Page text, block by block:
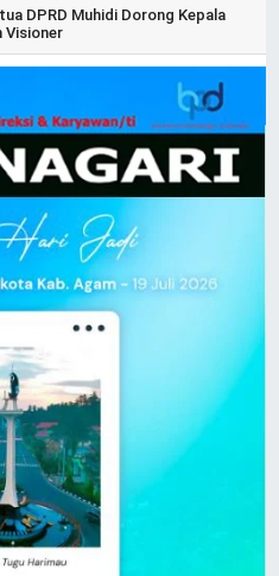
DPRD Muhidi Dorong Kepala
Visioner